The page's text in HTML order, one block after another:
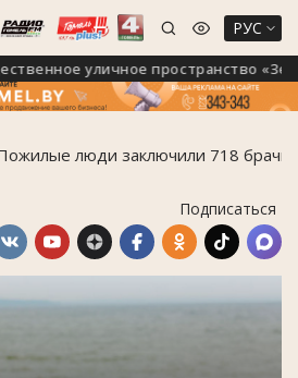
РУС
уличное пространство
люди заключили 718
Подписаться